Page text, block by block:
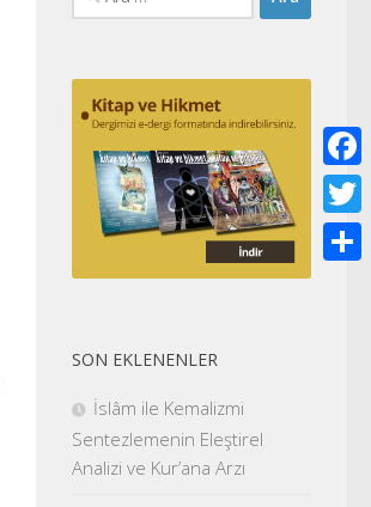
SON EKLENENLER
İslâm ile Kemalizmi
Sentezlemenin Eleştirel
Analizi ve Kur’ana Arzı